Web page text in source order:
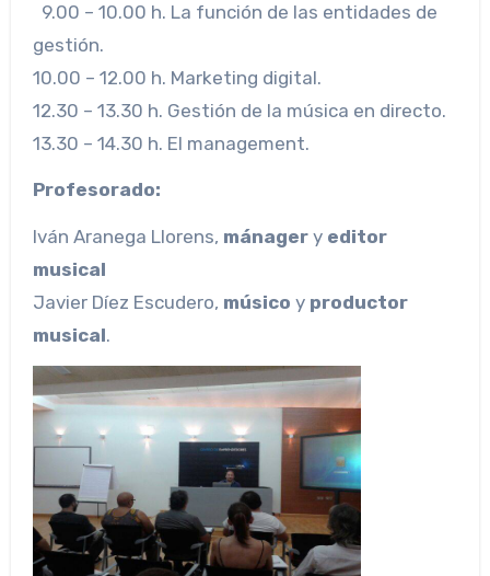
9.00 – 10.00 h. La función de las entidades de
gestión.
10.00 – 12.00 h. Marketing digital.
12.30 – 13.30 h. Gestión de la música en directo.
13.30 – 14.30 h. El management.
Profesorado:
Iván Aranega Llorens, mánagery editor
musical
Javier Díez Escudero, músico y productor
musical.